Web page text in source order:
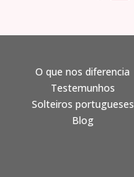
O que nos diferencia
Testemunhos
Solteiros portugueses
Blog